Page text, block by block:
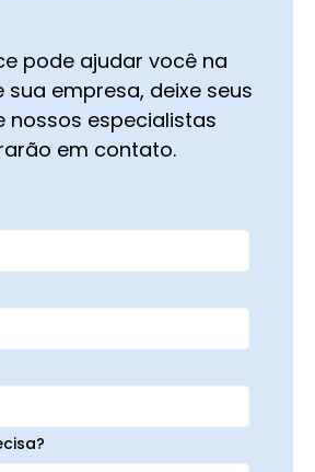
pode ajudar você na
empresa, deixe seus
nossos especialistas
em contato.